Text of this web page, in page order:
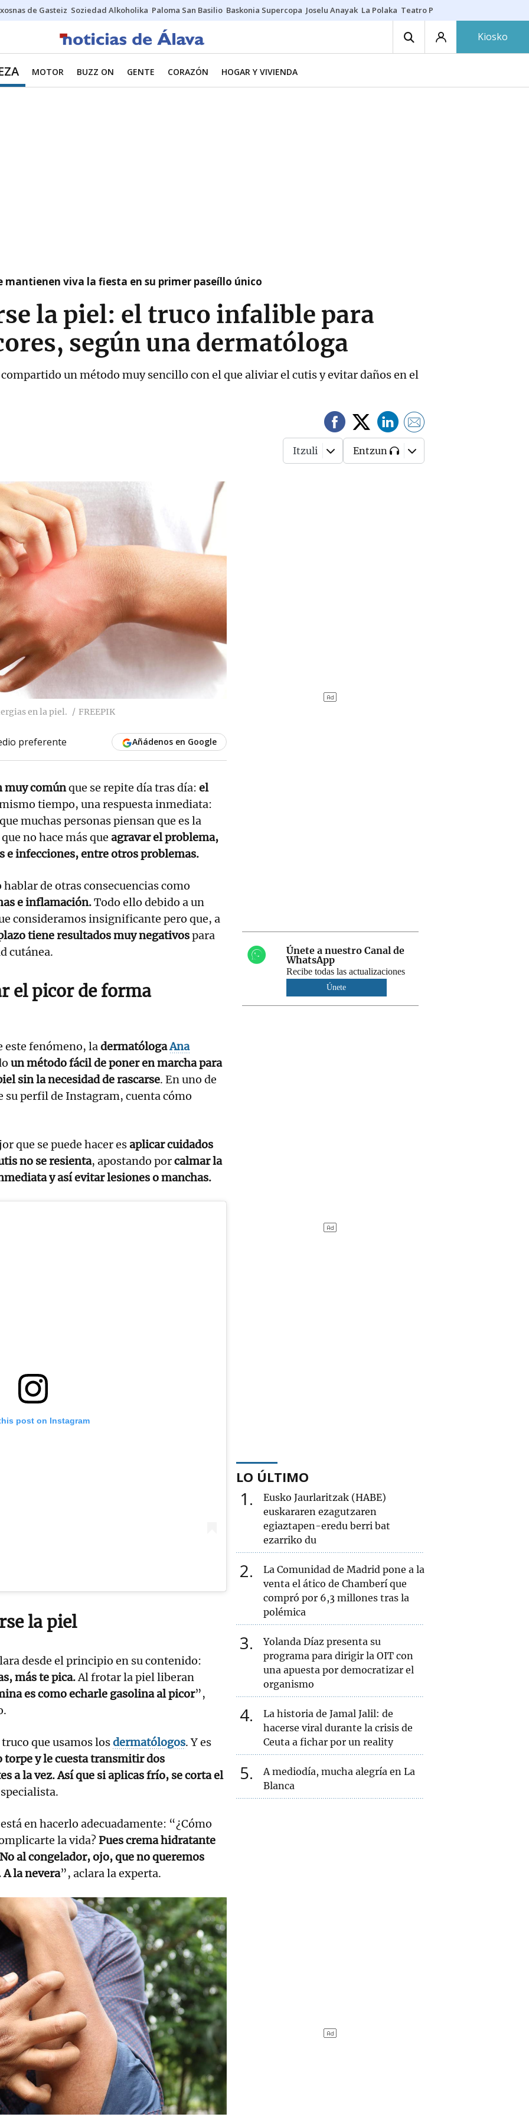
de Gasteiz Soziedad Alkoholika Paloma San Basilio Baskonia Supercopa Joselu Anayak La Polaka Teatro Principal
Kiosko
MOTOR BUZZ ON GENTE CORAZÓN HOGAR Y VIVIENDA
mantienen viva la fiesta en su primer paseíllo único
la piel: el truco infalible para
según una dermatóloga
un método muy sencillo con el que aliviar el cutis y evitar daños en el
Itzuli Entzun
en la piel. FREEPIK
preferente Añádenos en Google
muy comúnque se repite día tras día: el
tiempo, una respuesta inmediata:
muchas personas piensan que es la
no hace más que agravar el problema,
e infecciones, entre otros problemas.
hablar de otras consecuencias como
e inflamación.Todo ello debido a un
consideramos insignificante pero que, a
tiene resultados muy negativospara
cutánea.
el picor de forma
este fenómeno, ladermatólogaAna
un método fácil de poner en marcha para
sin la necesidad de rascarse. En uno de
su perfil de Instagram, cuenta cómo
que se puede hacer esaplicar cuidados
no se resienta, apostando porcalmar la
y así evitar lesiones o manchas.
post on Instagram
la piel
desde el principio en su contenido:
más te pica.Al frotar la piel liberan
es como echarle gasolina al picor”,
que usamos losdermatólogos. Y es
torpe y le cuesta transmitir dos
a la vez. Así que si aplicas frío, se corta el
en hacerlo adecuadamente: “¿Cómo
la vida?Pues crema hidratante
al congelador, ojo, que no queremos
la nevera”, aclara la experta.
Únete a nuestro Canal de
WhatsApp
Recibe todas las actualizaciones
Únete
LO ÚLTIMO
1
Eusko Jaurlaritzak (HABE)
euskararen ezagutzaren
egiaztapen-eredu berri bat
ezarriko du
2
La Comunidad de Madrid pone a la
venta el ático de Chamberí que
compró por 6,3 millones tras la
polémica
3
Yolanda Díaz presenta su
programa para dirigir la OIT con
una apuesta por democratizar el
organismo
4
La historia de Jamal Jalil: de
hacerse viral durante la crisis de
Ceuta a fichar por un reality
5
A mediodía, mucha alegría en La
Blanca